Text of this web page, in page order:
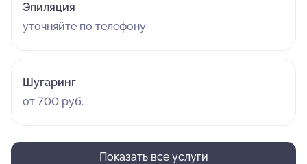
Эпиляция
уточняйте по телефону
Шугаринг
от 700 руб.
Показать все услуги